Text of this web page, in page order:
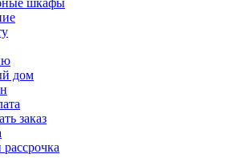
шкафы
дом
заказ